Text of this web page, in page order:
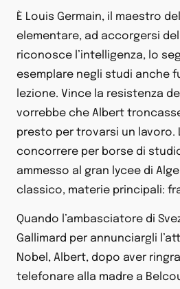
È Louis Germain, il maestro
elementare, ad accorgersi
riconosce l’intelligenza, lo
esemplare negli studi anche
lezione. Vince la resistenza
vorrebbe che Albert
presto per trovarsi un lavoro.
concorrere per borse di
ammesso al gran lycee di
classico, materie principali:
Quando l’ambasciatore di
Gallimard per annunciargli
Nobel, Albert, dopo aver
telefonare alla madre a